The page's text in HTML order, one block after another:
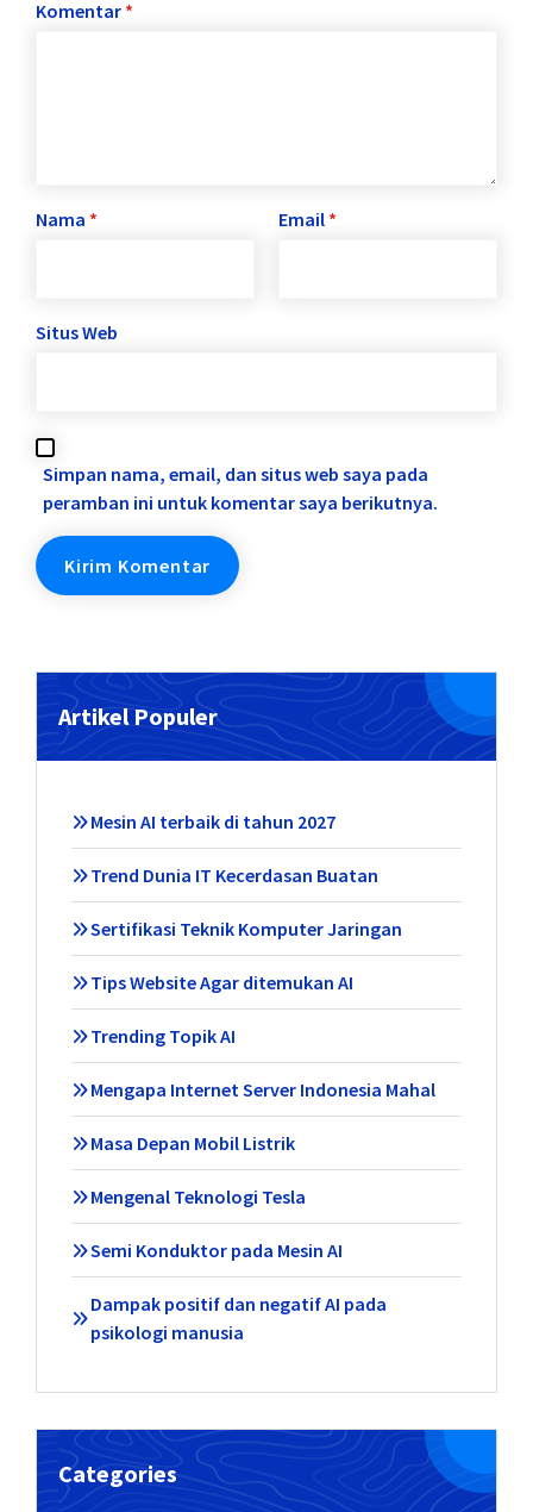
Komentar *
Nama * Email *
Situs Web
Simpan nama, email, dan situs web saya pada
peramban ini untuk komentar saya berikutnya.
Artikel Populer
Mesin AI terbaik di tahun 2027
Trend Dunia IT Kecerdasan Buatan
Sertifikasi Teknik Komputer Jaringan
Tips Website Agar ditemukan AI
Trending Topik AI
Mengapa Internet Server Indonesia Mahal
Masa Depan Mobil Listrik
Mengenal Teknologi Tesla
Semi Konduktor pada Mesin AI
Dampak positif dan negatif AI pada
psikologi manusia
Categories